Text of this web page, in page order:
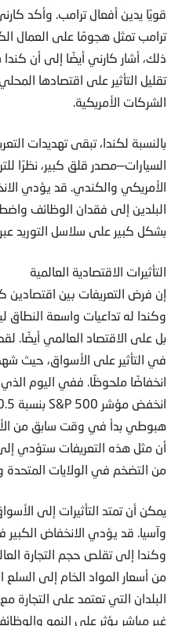
قويًا يدين أفعال ترامب. وأكد
ترامب تمثل هجومًا على العمال
ذلك، أشار كارني أيضًا إلى أن
تقليل التأثير على اقتصادها
الشركات الأمريكية.
بالنسبة لكندا، تبقى تهديدات
السيارات—مصدر قلق كبير، نظرًا
الأمريكي والكندي. قد يؤدي
البلدين إلى فقدان الوظائف
بشكل كبير على سلاسل التوريد
التأثيرات الاقتصادية العالمية
إن فرض التعريفات بين اقتصادين
وكندا له تداعيات واسعة النطاق
بل على الاقتصاد العالمي أيضًا.
في التأثير على الأسواق، حيث
انخفاضًا ملحوظًا. ففي اليوم الذي
هبوطي بدأ في وقت سابق من
أن مثل هذه التعريفات ستؤدي إلى
من التضخم في الولايات المتحدة
يمكن أن تمتد التأثيرات إلى
وآسيا. قد يؤدي الانخفاض الكبير
وكندا إلى تقلص حجم التجارة
من أسعار المواد الخام إلى السلع
البلدان التي تعتمد على التجارة مع
غير مباشر يؤثر على النمو